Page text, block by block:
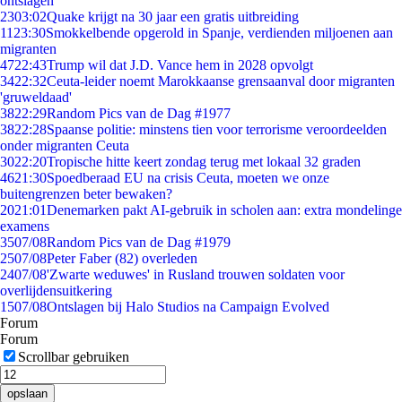
2303:02Quake krijgt na 30 jaar een gratis uitbreiding
11 23:30Smokkelbende opgerold in Spanje, verdienden miljoenen aan
migranten
4722:43Trump wil dat J.D. Vance hem in 2028 opvolgt
3422:32Ceuta-leider noemt Marokkaanse grensaanval door migranten
'gruweldaad'
3822:29Random Pics van de Dag #1977
3822:28Spaanse politie: minstens tien voor terrorisme veroordeelden
onder migranten Ceuta
3022:20Tropische hitte keert zondag terug met lokaal 32 graden
4621:30Spoedberaad EU na crisis Ceuta, moeten we onze
buitengrenzen beter bewaken?
2021:01Denemarken pakt AI-gebruik in scholen aan: extra mondelinge
examens
3507/08Random Pics van de Dag #1979
2507/08Peter Faber (82) overleden
2407/08'Zwarte weduwes' in Rusland trouwen soldaten voor
overlijdensuitkering
1507/08Ontslagen bij Halo Studios na Campaign Evolved
Forum
Forum
Scrollbar gebruiken
opslaan